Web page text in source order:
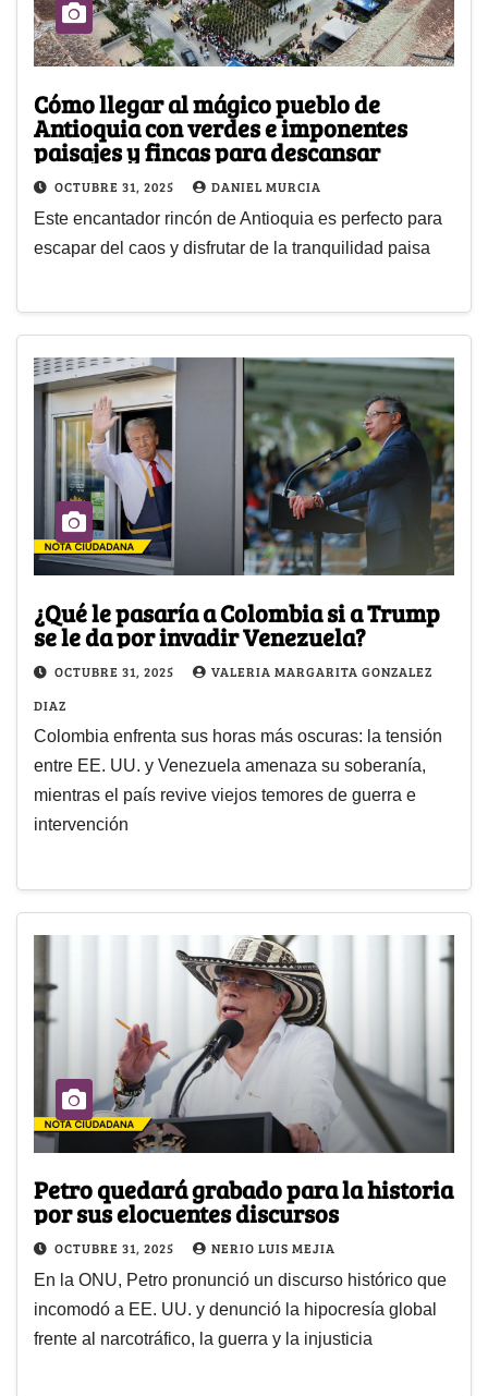
Cómo llegar al mágico pueblo de
Antioquia con verdes e imponentes
paisajes y fincas para descansar
OCTUBRE 31, 2025 DANIEL MURCIA
Este encantador rincón de Antioquia es perfecto para
escapar del caos y disfrutar de la tranquilidad paisa
¿Qué le pasaría a Colombia si a Trump
se le da por invadir Venezuela?
OCTUBRE 31, 2025
VALERIA MARGARITA GONZALEZ
DIAZ
Colombia enfrenta sus horas más oscuras: la tensión
entre EE. UU. y Venezuela amenaza su soberanía,
mientras el país revive viejos temores de guerra e
intervención
Petro quedará grabado para la historia
por sus elocuentes discursos
OCTUBRE 31, 2025 NERIO LUIS MEJIA
En la ONU, Petro pronunció un discurso histórico que
incomodó a EE. UU. y denunció la hipocresía global
frente al narcotráfico, la guerra y la injusticia